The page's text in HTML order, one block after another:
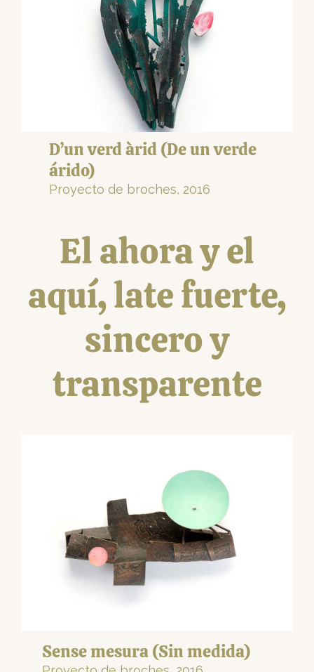
D’un verd àrid (De un verde
árido)
Proyecto de broches, 2016
El ahora y el
aquí, late fuerte,
sincero y
transparente
Sense mesura (Sin medida)